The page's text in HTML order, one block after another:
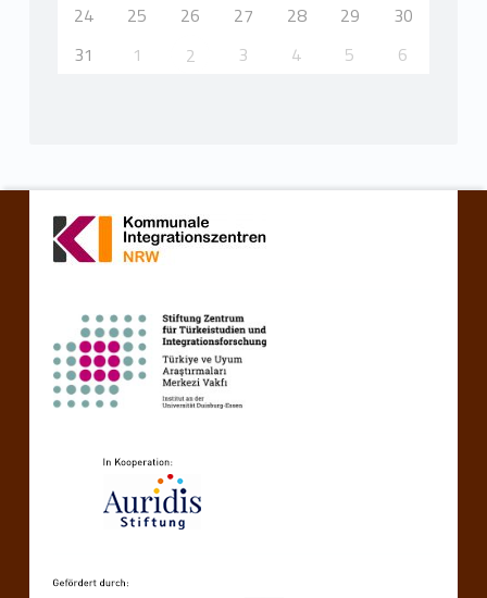
24
25 26 27 28 29
30
31
1 2 3 4 5 6